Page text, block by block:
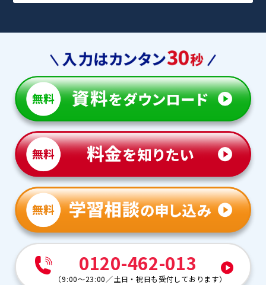
0120-462-013
（9:00～23:00 ／土日・祝日も受付しております）